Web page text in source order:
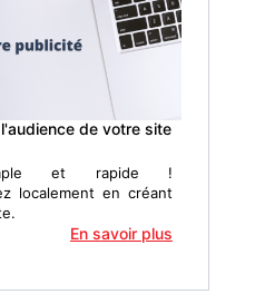
de votre site
et rapide !
localement en créant
En savoir plus